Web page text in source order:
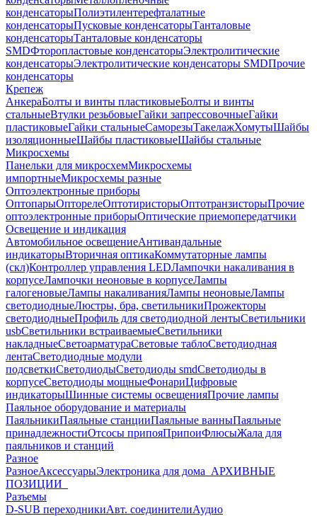
конденсаторыПолиэтилентерефталатные
конденсаторыПусковые конденсаторыТанталовые
конденсаторыТанталовые конденсаторы
SMDФторопластовые конденсаторыЭлектролитические
конденсаторыЭлектролитические конденсаторы SMDПрочие
конденсаторы
Крепеж
АнкераБолты и винты пластиковыеБолты и винты
стальныеВтулки резьбовыеГайки запрессовочныеГайки
пластиковыеГайки стальныеСаморезыТакелажХомутыШайбы
изоляционныеШайбы пластиковыеШайбы стальные
Микросхемы
Панельки для микросхемМикросхемы
импортныеМикросхемы разные
Оптоэлектронные приборы
ОптопарыОпторелеОптотиристорыОптотранзисторыПрочие
оптоэлектронные приборыОптические приемопередатчики
Освещение и индикация
Автомобильное освещениеАнтивандальные
индикаторыВторичная оптикаКоммутаторные лампы
(скл)Контроллер управления LEDЛампочки накаливания в
корпусеЛампочки неоновые в корпусеЛампы
галогеновыеЛампы накаливанияЛампы неоновыеЛампы
светодиодныеЛюстры, бра, светильникиПрожекторы
светодиодныеПрофиль для светодиодной лентыСветильники
usbСветильники встраиваемыеСветильники
накладныеСветоарматураСветовые таблоСветодиодная
лентаСветодиодные модули
подсветкиСветодиодыСветодиоды smdСветодиоды в
корпусеСветодиоды мощныеФонариЦифровые
индикаторыШинные системы освещенияПрочие лампы
Паяльное оборудование и материалы
ПаяльникиПаяльные станцииПаяльные ванныПаяльные
принадлежностиОтсосы припояПрипоиФлюсыЖала для
паяльников и станций
Разное
РазноеАксессуарыЭлектроника для дома _АРХИВНЫЕ
ПОЗИЦИИ_
Разъемы
D-SUB переходникиАвт. соединителиАудио